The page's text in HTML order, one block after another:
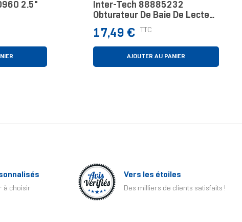
2.5"
Inter-Tech 88885232
Obturateur De Baie De Lecteur
2x 2,5" Panneau De Façade
Noir
Prix
17,49 € TTC
AJOUTER AU PANIER
à choisir
Vers les étoiles
Des milliers de clients satisfaits !